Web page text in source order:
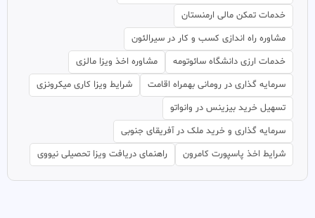
خدمات تمکن مالی ارمنستان
مشاوره راه اندازی کسب و کار در سیرالئون
خدمات ارزی دانشگاه سائوتومه
مشاوره اخذ ویزا مالزی
سرمایه گذاری در رومانی بهمراه اقامت
شرایط ویزا کاری میکرونزی
تسهیل خرید بیزینس در وانواتو
سرمایه گذاری و خرید ملک در آفریقای جنوبی
شرایط اخذ پاسپورت کامرون
راهنمای دریافت ویزا تحصیلی نیووی